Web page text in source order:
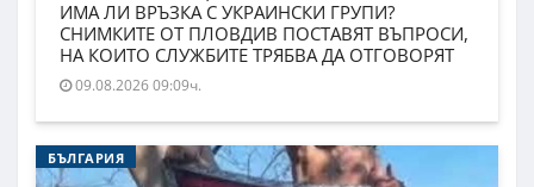
ИМА ЛИ ВРЪЗКА С УКРАИНСКИ ГРУПИ?
СНИМКИТЕ ОТ ПЛОВДИВ ПОСТАВЯТ ВЪПРОСИ,
НА КОИТО СЛУЖБИТЕ ТРЯБВА ДА ОТГОВОРЯТ
09.08.2026 09:09ч.
БЪЛГАРИЯ